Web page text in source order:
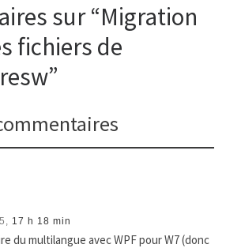
sur “Migration
fichiers de
17 h 18 min
du multilangue avec WPF pour W7 (donc